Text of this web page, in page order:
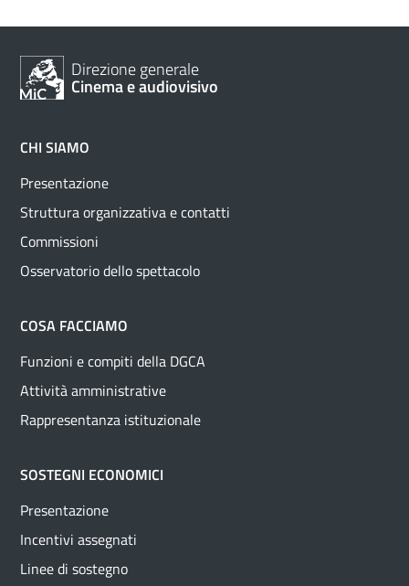
Direzione generale
Cinema e audiovisivo
CHI SIAMO
Presentazione
Struttura organizzativa e contatti
Commissioni
Osservatorio dello spettacolo
COSA FACCIAMO
Funzioni e compiti della DGCA
Attività amministrative
Rappresentanza istituzionale
SOSTEGNI ECONOMICI
Presentazione
Incentivi assegnati
Linee di sostegno